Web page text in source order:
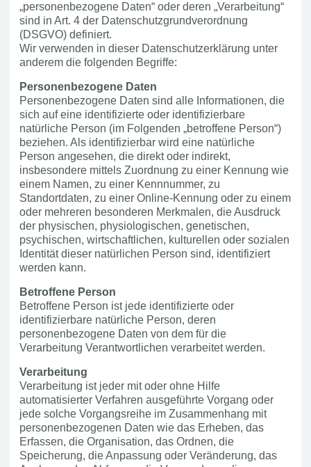
„personenbezogene Daten“ oder deren „Verarbeitung“
sind in Art. 4 der Datenschutzgrundverordnung
(DSGVO) definiert.
Wir verwenden in dieser Datenschutzerklärung unter
anderem die folgenden Begriffe:
Personenbezogene Daten
Personenbezogene Daten sind alle Informationen, die
sich auf eine identifizierte oder identifizierbare
natürliche Person (im Folgenden „betroffene Person“)
beziehen. Als identifizierbar wird eine natürliche
Person angesehen, die direkt oder indirekt,
insbesondere mittels Zuordnung zu einer Kennung wie
einem Namen, zu einer Kennnummer, zu
Standortdaten, zu einer Online-Kennung oder zu einem
oder mehreren besonderen Merkmalen, die Ausdruck
der physischen, physiologischen, genetischen,
psychischen, wirtschaftlichen, kulturellen oder sozialen
Identität dieser natürlichen Person sind, identifiziert
werden kann.
Betroffene Person
Betroffene Person ist jede identifizierte oder
identifizierbare natürliche Person, deren
personenbezogene Daten von dem für die
Verarbeitung Verantwortlichen verarbeitet werden.
Verarbeitung
Verarbeitung ist jeder mit oder ohne Hilfe
automatisierter Verfahren ausgeführte Vorgang oder
jede solche Vorgangsreihe im Zusammenhang mit
personenbezogenen Daten wie das Erheben, das
Erfassen, die Organisation, das Ordnen, die
Speicherung, die Anpassung oder Veränderung, das